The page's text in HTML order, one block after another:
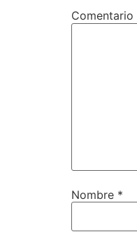
Comentario
Nombre *